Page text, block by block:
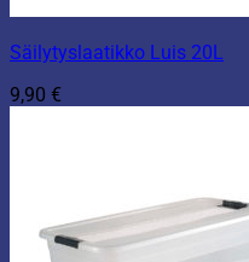
Säilytyslaatikko Luis 20L
9,90 €